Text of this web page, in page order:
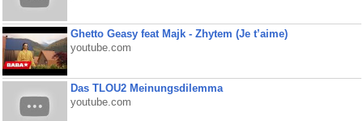
Ghetto Geasy feat Majk - Zhytem (Je t’aime)
youtube.com
Das TLOU2 Meinungsdilemma
youtube.com